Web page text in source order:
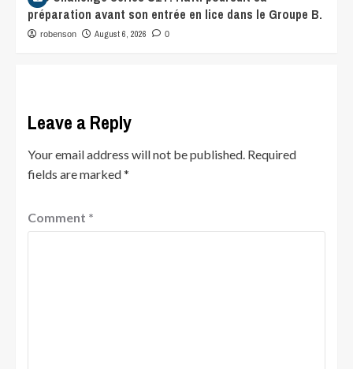
préparation avant son entrée en lice dans le Groupe B.
robenson August 6, 2026 0
Leave a Reply
Your email address will not be published. Required
fields are marked*
Comment *